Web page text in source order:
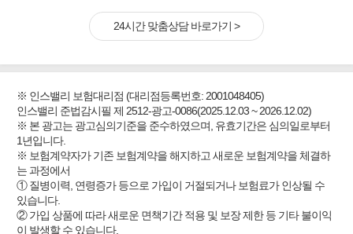
24시간 맞춤상담 바로가기 >
※ 인스밸리 보험대리점 (대리점등록번호: 2001048405)
인스밸리 준법감시필 제 2512-광고-0086(2025.12.03 ~ 2026.12.02)
※ 본 광고는 광고심의기준을 준수하였으며, 유효기간은 심의일로부터
1년입니다.
※ 보험계약자가 기존 보험계약을 해지하고 새로운 보험계약을 체결하
는 과정에서
① 질병이력, 연령증가 등으로 가입이 거절되거나 보험료가 인상될 수
있습니다.
② 가입 상품에 따라 새로운 면책기간 적용 및 보장 제한 등 기타 불이익
이 발생할 수 있습니다.